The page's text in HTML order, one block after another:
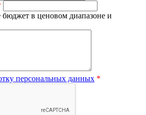
бюджет в ценовом диапазоне и
персональных данных *